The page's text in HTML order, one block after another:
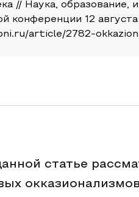
// Наука, образование,
конференции 12
article/2782-
статье